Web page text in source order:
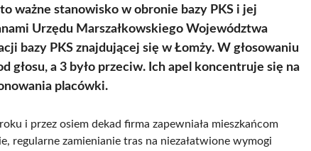
ważne stanowisko w obronie bazy PKS i jej
Urzędu Marszałkowskiego Województwa
bazy PKS znajdującej się w Łomży. W głosowaniu
głosu, a 3 było przeciw. Ich apel koncentruje się na
placówki.
i przez osiem dekad firma zapewniała mieszkańcom
regularne zamienianie tras na niezałatwione wymogi